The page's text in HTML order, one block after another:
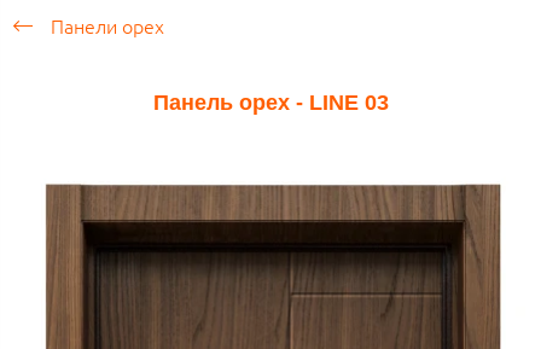
Панели орех
Панель орех - LINE 03